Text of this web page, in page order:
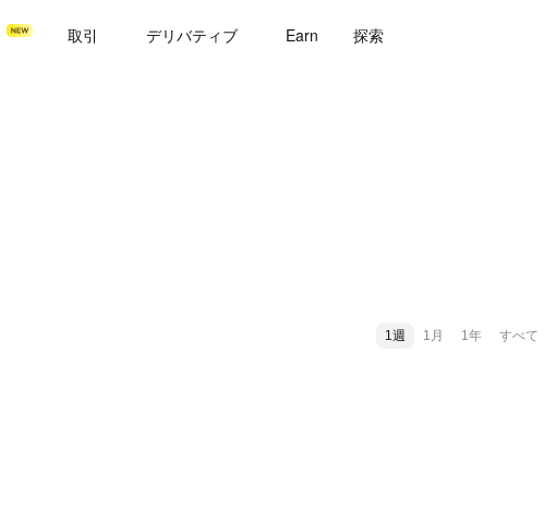
取引 デリバティブ Earn 探索
1週 1月 1年 すべて